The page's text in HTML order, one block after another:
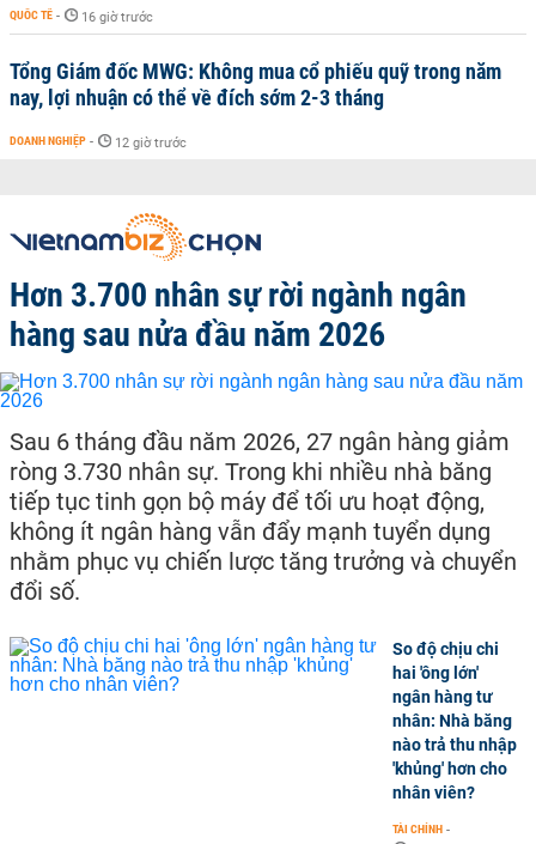
QUỐC TẾ - 16 giờ trước
Tổng Giám đốc MWG: Không mua cổ phiếu quỹ trong năm
nay, lợi nhuận có thể về đích sớm 2-3 tháng
DOANH NGHIỆP - 12 giờ trước
Hơn 3.700 nhân sự rời ngành ngân
hàng sau nửa đầu năm 2026
Sau 6 tháng đầu năm 2026, 27 ngân hàng giảm
ròng 3.730 nhân sự. Trong khi nhiều nhà băng
tiếp tục tinh gọn bộ máy để tối ưu hoạt động,
không ít ngân hàng vẫn đẩy mạnh tuyển dụng
nhằm phục vụ chiến lược tăng trưởng và chuyển
đổi số.
So độ chịu chi
hai 'ông lớn'
ngân hàng tư
nhân: Nhà băng
nào trả thu nhập
'khủng' hơn cho
nhân viên?
TÀI CHÍNH -